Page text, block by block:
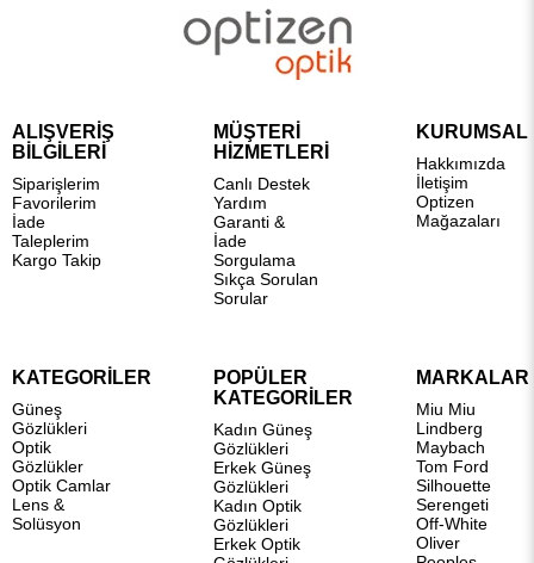
ALIŞVERİŞ
BİLGİLERİ
Siparişlerim
Favorilerim
İade
Taleplerim
Kargo Takip
MÜŞTERİ
HİZMETLERİ
Canlı Destek
Yardım
Garanti &
İade
Sorgulama
Sıkça Sorulan
Sorular
KURUMSAL
Hakkımızda
İletişim
Optizen
Mağazaları
KATEGORİLER
Güneş
Gözlükleri
Optik
Gözlükler
Optik Camlar
Lens &
Solüsyon
POPÜLER
KATEGORİLER
Kadın Güneş
Gözlükleri
Erkek Güneş
Gözlükleri
Kadın Optik
Gözlükleri
Erkek Optik
MARKALAR
Miu Miu
Lindberg
Maybach
Tom Ford
Silhouette
Serengeti
Off-White
Oliver